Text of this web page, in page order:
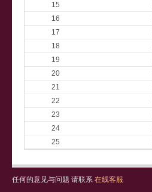
15
16
17
18
19
20
21
22
23
24
25
任何的意见与问题 请联系 在线客服